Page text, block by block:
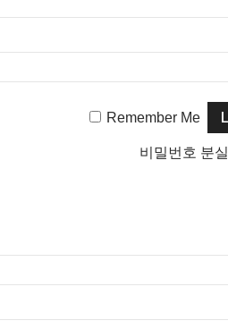
Remember Me
비밀번호 분실